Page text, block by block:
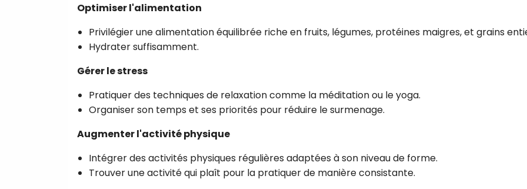
Optimiser l'alimentation
Privilégier une alimentation équilibrée riche en fruits, légumes, protéines maigres, et grains
Hydrater suffisamment.
Gérer le stress
Pratiquer des techniques de relaxation comme la méditation ou le yoga.
Organiser son temps et ses priorités pour réduire le surmenage.
Augmenter l'activité physique
Intégrer des activités physiques régulières adaptées à son niveau de forme.
Trouver une activité qui plaît pour la pratiquer de manière consistante.